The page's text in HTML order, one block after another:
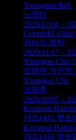
Youngmee Roh
노영미
2020/12/04 –
Covered Culture
커버드 컬처
2020/11/17 –
Youngjoo Cho:
조영주 개인전:
Youngjoo Cho
조영주
2020/10/07 –
Kazunari Hattori
카즈나리 핫토
Kazunari Hattori
카즈나리 핫토